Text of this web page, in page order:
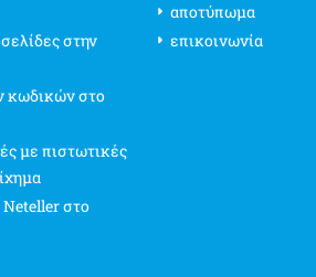
στην
κωδικών στο
με πιστωτικές
Neteller στο
αποτύπωμα
επικοινωνία